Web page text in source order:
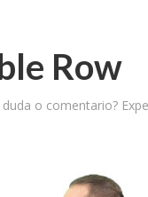
Row
duda o comentario?